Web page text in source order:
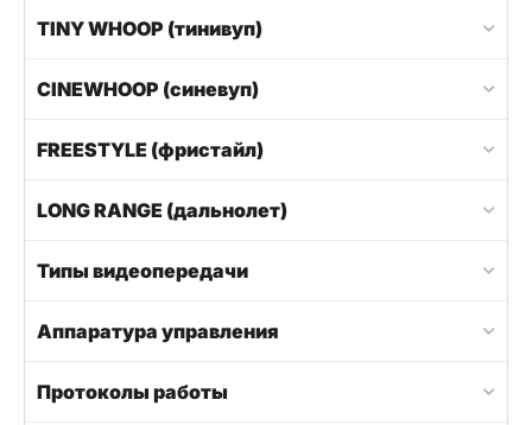
TINY WHOOP (тинивуп)
CINEWHOOP (синевуп)
FREESTYLE (фристайл)
LONG RANGE (дальнолет)
Типы видеопередачи
Аппаратура управления
Протоколы работы